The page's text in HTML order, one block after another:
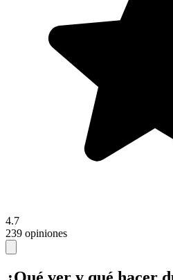
4.7
239 opiniones